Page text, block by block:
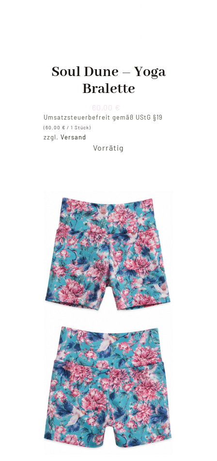
Soul Dune – Yoga
Bralette
60,00 €
Umsatzsteuerbefreit gemäß UStG §19
(60,00€ / 1 Stück)
zzgl.Versand
Vorrätig